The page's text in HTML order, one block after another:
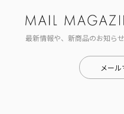
最新情報や、新商品のお知ら
メー